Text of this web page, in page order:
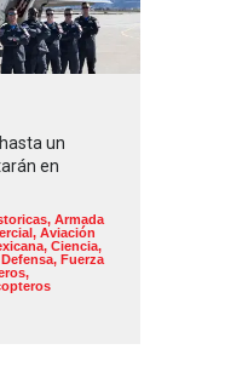
un
en
, Armada
, Aviación
, Ciencia,
Defensa, Fuerza
,